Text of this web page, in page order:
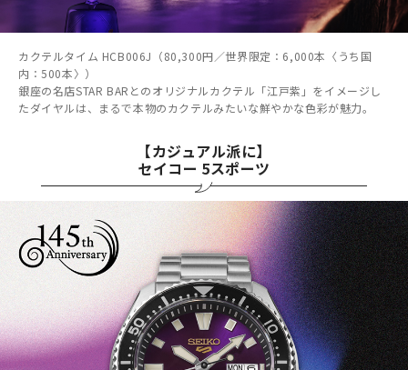
カクテルタイム HCB006J（80,300円／世界限定：6,000本〈うち国
内：500本〉）
銀座の名店STAR BARとのオリジナルカクテル「江戸紫」をイメージし
たダイヤルは、まるで本物のカクテルみたいな鮮やかな色彩が魅力。
【カジュアル派に】
セイコー 5スポーツ